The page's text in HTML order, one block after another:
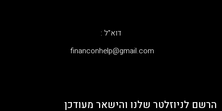
דוא"ל :
‫financonhelp@gmail.com‬
הרשם לניוזלטר שלנו והישאר מעודכן